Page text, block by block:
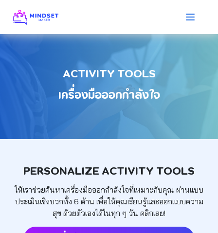
ACTIVITY TOOLS
เครื่องมือออกกำลังใจ
PERSONALIZE ACTIVITY TOOLS
ให้เราช่วยค้นหาเครื่องมือออกกำลังใจที่เหมาะกับคุณ ผ่านแบบ
ประเมินเชิงบวกทั้ง 6 ด้าน เพื่อให้คุณเรียนรู้และออกแบบความ
สุข ด้วยตัวเองได้ในทุก ๆ วัน คลิกเลย!